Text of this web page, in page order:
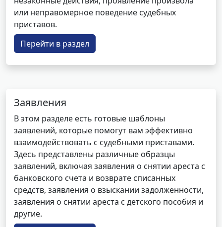
или неправомерное поведение судебных
приставов.
Перейти в раздел
Заявления
В этом разделе есть готовые шаблоны
заявлений, которые помогут вам эффективно
взаимодействовать с судебными приставами.
Здесь представлены различные образцы
заявлений, включая заявления о снятии ареста с
банковского счета и возврате списанных
средств, заявления о взыскании задолженности,
заявления о снятии ареста с детского пособия и
другие.